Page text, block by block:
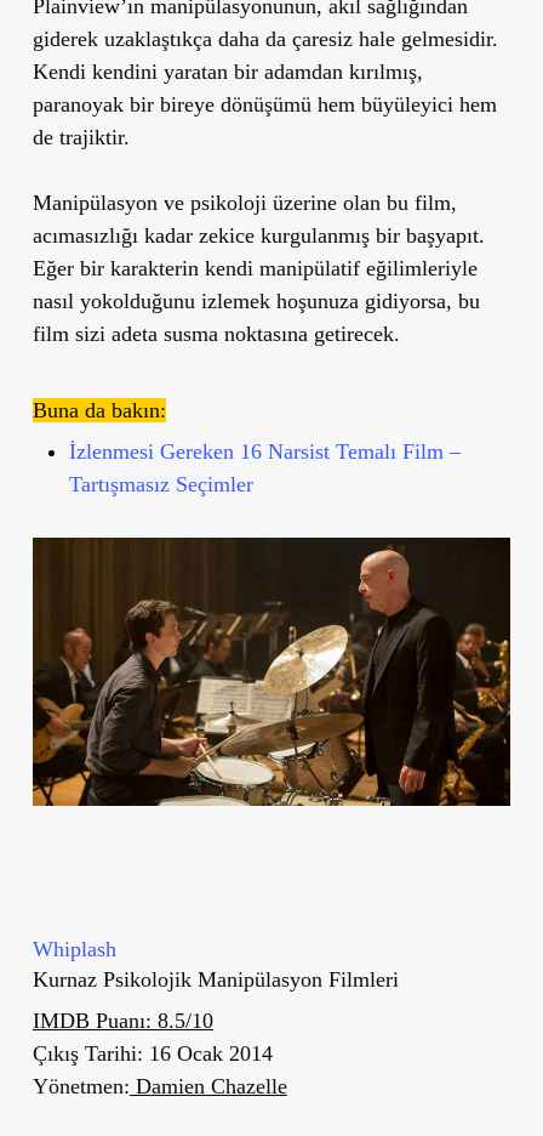
Plainview’ın manipülasyonunun, akıl sağlığından
giderek uzaklaştıkça daha da çaresiz hale gelmesidir.
Kendi kendini yaratan bir adamdan kırılmış,
paranoyak bir bireye dönüşümü hem büyüleyici hem
de trajiktir.
Manipülasyon ve psikoloji üzerine olan bu film,
acımasızlığı kadar zekice kurgulanmış bir başyapıt.
Eğer bir karakterin kendi manipülatif eğilimleriyle
nasıl yokolduğunu izlemek hoşunuza gidiyorsa, bu
film sizi adeta susma noktasına getirecek.
Buna da bakın:
İzlenmesi Gereken 16 Narsist Temalı Film –
Tartışmasız Seçimler
Whiplash
Kurnaz Psikolojik Manipülasyon Filmleri
IMDB Puanı: 8.5/10
Çıkış Tarihi: 16 Ocak 2014
Yönetmen: Damien Chazelle